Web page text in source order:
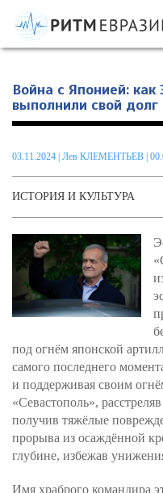
Информационно-аналитическое
проблемам интеграции на
Война с Японией: как
выполнили свой
03.11.2024 Лев КЛЕМЕНТЬЕВ |
ИСТОРИЯ И КУЛЬТУРА
под огнём японской
самого последнего
и поддерживая своим
«Севастополь»,
получив тяжёлые
прорыва из осаждённой
глубине, избежав
Имя храброго командира